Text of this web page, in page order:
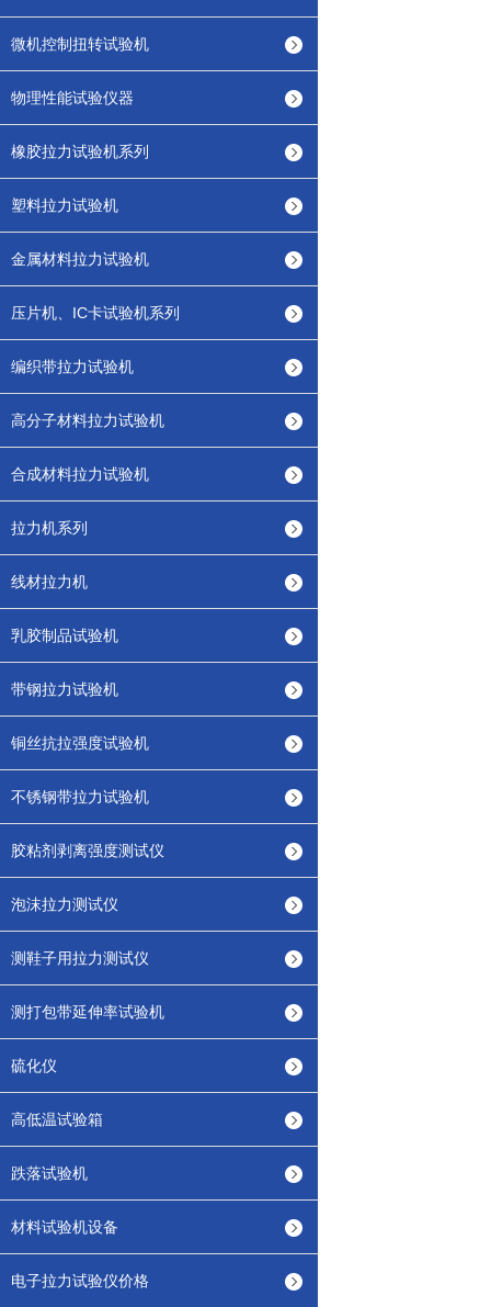
微机控制扭转试验机
物理性能试验仪器
橡胶拉力试验机系列
塑料拉力试验机
金属材料拉力试验机
压片机、IC卡试验机系列
编织带拉力试验机
高分子材料拉力试验机
合成材料拉力试验机
拉力机系列
线材拉力机
乳胶制品试验机
带钢拉力试验机
铜丝抗拉强度试验机
不锈钢带拉力试验机
胶粘剂剥离强度测试仪
泡沫拉力测试仪
测鞋子用拉力测试仪
测打包带延伸率试验机
硫化仪
高低温试验箱
跌落试验机
材料试验机设备
电子拉力试验仪价格